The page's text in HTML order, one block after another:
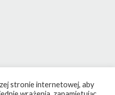
stronie internetowej, aby